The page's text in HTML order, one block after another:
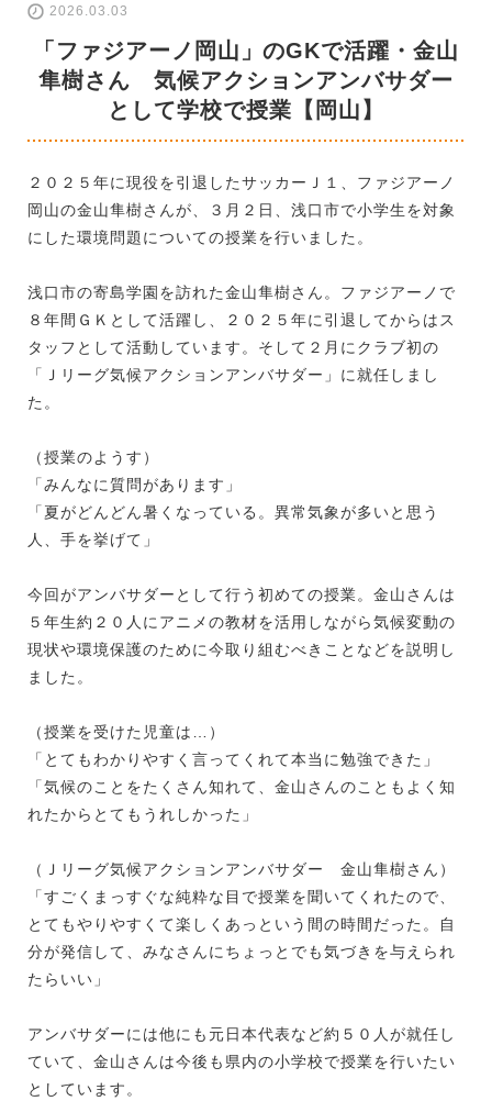
2026.03.03
「ファジアーノ岡山」のGKで活躍・金山
隼樹さん 気候アクションアンバサダー
として学校で授業【岡山】
２０２５年に現役を引退したサッカーＪ１、ファジアーノ
岡山の金山隼樹さんが、３月２日、浅口市で小学生を対象
にした環境問題についての授業を行いました。
浅口市の寄島学園を訪れた金山隼樹さん。ファジアーノで
８年間ＧＫとして活躍し、２０２５年に引退してからはス
タッフとして活動しています。そして２月にクラブ初の
「Ｊリーグ気候アクションアンバサダー」に就任しまし
た。
（授業のようす）
「みんなに質問があります」
「夏がどんどん暑くなっている。異常気象が多いと思う
人、手を挙げて」
今回がアンバサダーとして行う初めての授業。金山さんは
５年生約２０人にアニメの教材を活用しながら気候変動の
現状や環境保護のために今取り組むべきことなどを説明し
ました。
（授業を受けた児童は…）
「とてもわかりやすく言ってくれて本当に勉強できた」
「気候のことをたくさん知れて、金山さんのこともよく知
れたからとてもうれしかった」
（Ｊリーグ気候アクションアンバサダー 金山隼樹さん）
「すごくまっすぐな純粋な目で授業を聞いてくれたので、
とてもやりやすくて楽しくあっという間の時間だった。自
分が発信して、みなさんにちょっとでも気づきを与えられ
たらいい」
アンバサダーには他にも元日本代表など約５０人が就任し
ていて、金山さんは今後も県内の小学校で授業を行いたい
としています。